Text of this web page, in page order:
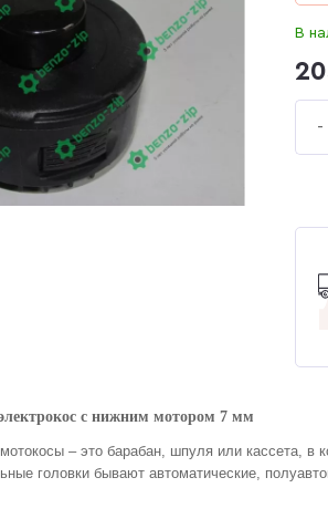
В
-
с нижним мотором 7 мм
– это барабан, шпуля или кассета, в
головки бывают автоматические,